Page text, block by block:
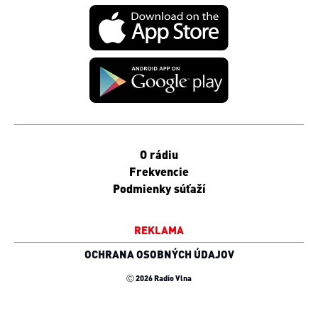
O rádiu
Frekvencie
Podmienky súťaží
REKLAMA
OCHRANA OSOBNÝCH ÚDAJOV
Ⓒ 2026 Radio Vlna